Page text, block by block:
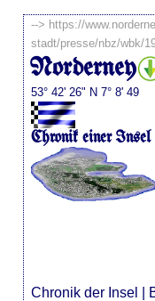
--> https://
stadt/presse/nbz/wbk/
Norderney
53° 42' 26" N 7° 8' 49
Chronik einer Insel
Chronik der Insel